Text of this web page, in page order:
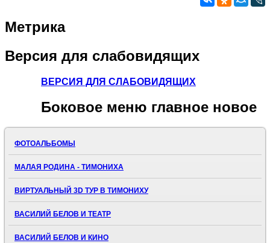
Метрика
Версия для слабовидящих
ВЕРСИЯ ДЛЯ СЛАБОВИДЯЩИХ
Боковое меню главное новое
ФОТОАЛЬБОМЫ
МАЛАЯ РОДИНА - ТИМОНИХА
ВИРТУАЛЬНЫЙ 3D ТУР В ТИМОНИХУ
ВАСИЛИЙ БЕЛОВ И ТЕАТР
ВАСИЛИЙ БЕЛОВ И КИНО